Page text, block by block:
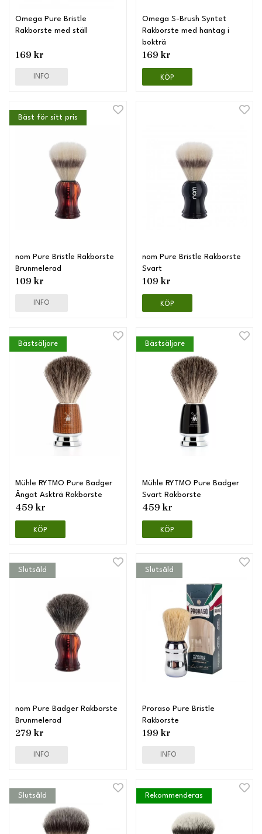
Omega Pure Bristle
Rakborste med ställ
169 kr
INFO
Omega S-Brush Syntet
Rakborste med hantag i
bokträ
169 kr
KÖP
Bäst för sitt pris
nom Pure Bristle Rakborste
Brunmelerad
109 kr
INFO
nom Pure Bristle Rakborste
Svart
109 kr
KÖP
Bästsäljare
Mühle RYTMO Pure Badger
Ångat Askträ Rakborste
459 kr
KÖP
Bästsäljare
Mühle RYTMO Pure Badger
Svart Rakborste
459 kr
KÖP
Slutsåld
nom Pure Badger Rakborste
Brunmelerad
279 kr
INFO
Slutsåld
Proraso Pure Bristle
Rakborste
199 kr
INFO
Slutsåld Rekommenderas